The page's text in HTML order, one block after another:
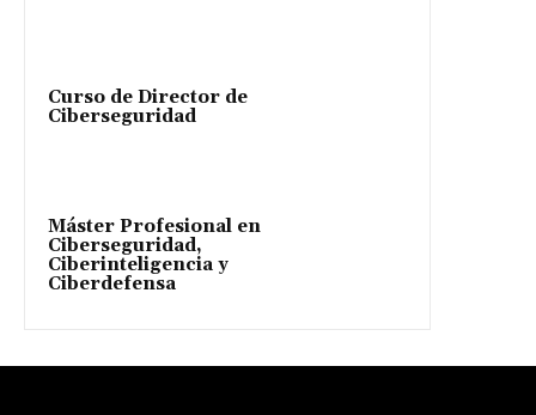
Curso de Director de
Ciberseguridad
Máster Profesional en
Ciberseguridad,
Ciberinteligencia y
Ciberdefensa